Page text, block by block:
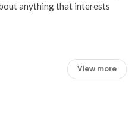
anything that interests
View more